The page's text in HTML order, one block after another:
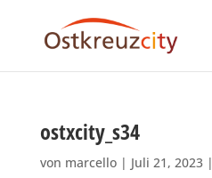
ostxcity_s34
von marcello| Juli 21, 2023|